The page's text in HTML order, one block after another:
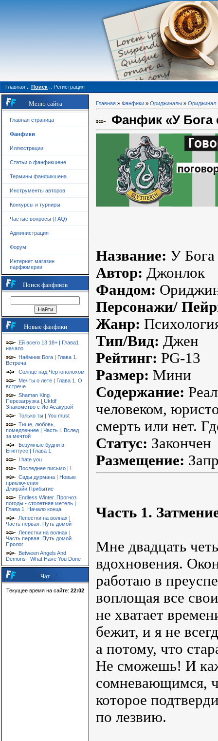
Главная :: Поиск :: Регистрация
Меню сайта
Главная страница
Фанфики
Иллюстрации
Статьи о фанфикшене
Термины фанфикшена
Инструменты авторов
Конкурсы и турниры
Частые вопросы (FAQ)
Администрация
Форум
Интернет магазин
парфюмерии
Поиск фанфиков
Новые фанфики
Ей всего 13 18+ | Глава1
начало
Наёмник Бога | Глава 1.
Встреча
Солнце над Чертополохом
Мечты о лете | Глава 1. О
встрече
Shaman King.
Перезагрузка | Ukfdf
Знакомство с Йо Асакурой
Только ты | You must
Тише, любовь,
помедленнее | Часть I. Вслед
за мечтой
Безумные будни в
Египтусе | Глава 1
I hate you
Последнее письмо | I
Сады дурмана | Новые
приключения
Джирайи:Прибытие
Endless Winter. Прогноз
погоды - столетняя метель |
Глава 1. Начало конца
Лепестки на волнах |
Часть первая. Путь домой
Лепестки на волнах |
Часть первая. Путь домой.
Пролог
Between Angels And
Demons | What Have You Done
Чат
Текущее время на сайте: 22:02
Главная » Фанфики » Ориджиналы » Ориджинал
Фанфик «У Бога
Название: У Бога
Автор: Джонлок
Фандом:
Персонажи/
Жанр:
Тип/Вид: Джен
Рейтинг: PG-13
Размер: Мини
Содержание:
человеком,
смерть или нет.
Статус: Закончен
Размещение:
Часть 1.
Мне двадцать
вдохновения.
работаю в
воплощая все
не хватает
бежит, и я не
а потому, что
Не сможешь! И
сомневающимся,
которое
по лезвию.